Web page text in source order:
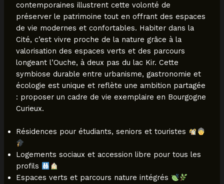
contemporaines illustrent cette volonté de
préserver le patrimoine tout en offrant des espaces
de vie modernes et confortables. Habiter dans la
Cité, c’est vivre proche de la nature grâce à la
valorisation des espaces verts et des parcours
longeant l’Ouche, à deux pas du lac Kir. Cette
symbiose durable entre urbanisme, gastronomie et
écologie est unique et reflète une ambition partagée
: proposer un cadre de vie exemplaire en Bourgogne
Curieux.
Résidences pour étudiants, seniors et touristes
Logements sociaux et accession libre pour tous les
profils
Espaces verts et parcours nature intégrés